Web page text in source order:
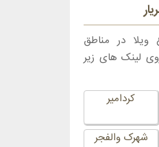
ویلا در مناطق
لینک های زیر
کردامیر
شهرک والفجر